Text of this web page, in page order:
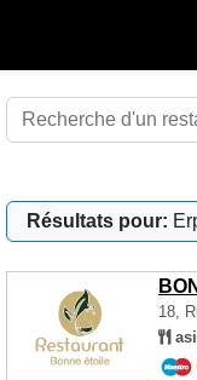
Résultats pour:
18,